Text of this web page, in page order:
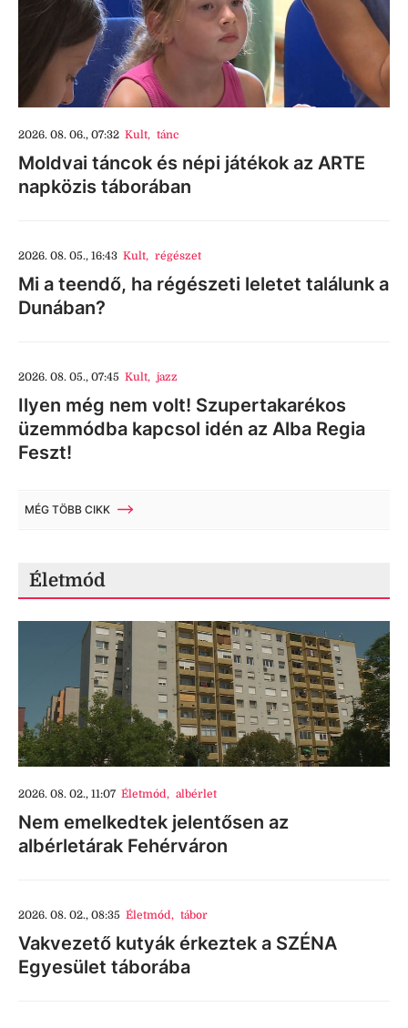
2026. 08. 06., 07:32 Kult, tánc
Moldvai táncok és népi játékok az ARTE
napközis táborában
2026. 08. 05., 16:43 Kult, régészet
Mi a teendő, ha régészeti leletet találunk a
Dunában?
2026. 08. 05., 07:45 Kult, jazz
Ilyen még nem volt! Szupertakarékos
üzemmódba kapcsol idén az Alba Regia
Feszt!
MÉG TÖBB CIKK
Életmód
2026. 08. 02., 11:07 Életmód, albérlet
Nem emelkedtek jelentősen az
albérletárak Fehérváron
2026. 08. 02., 08:35 Életmód, tábor
Vakvezető kutyák érkeztek a SZÉNA
Egyesület táborába